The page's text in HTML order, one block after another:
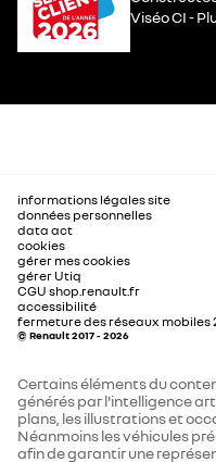
Viséo CI -
informations légales site
données personnelles
data act
cookies
gérer mes cookies
gérer Utiq
CGU shop.renault.fr
accessibilité
fermeture des réseaux mobiles
© Renault 2017 - 2026
Certains éléments du
générés par l'intelligence
plans, les illustrations et
Néanmoins les véhicules
afin de garantir une